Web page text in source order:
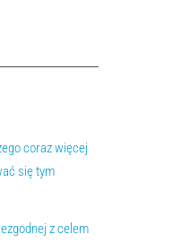
coraz więcej
się tym
z celem